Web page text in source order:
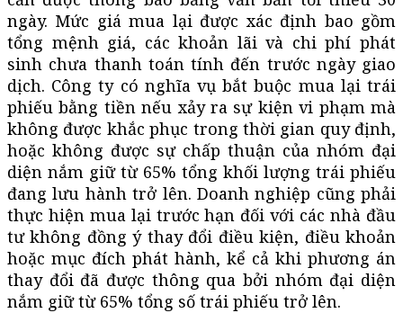
ngày. Mức giá mua lại được xác định bao gồm
tổng mệnh giá, các khoản lãi và chi phí phát
sinh chưa thanh toán tính đến trước ngày giao
dịch. Công ty có nghĩa vụ bắt buộc mua lại trái
phiếu bằng tiền nếu xảy ra sự kiện vi phạm mà
không được khắc phục trong thời gian quy định,
hoặc không được sự chấp thuận của nhóm đại
diện nắm giữ từ 65% tổng khối lượng trái phiếu
đang lưu hành trở lên. Doanh nghiệp cũng phải
thực hiện mua lại trước hạn đối với các nhà đầu
tư không đồng ý thay đổi điều kiện, điều khoản
hoặc mục đích phát hành, kể cả khi phương án
thay đổi đã được thông qua bởi nhóm đại diện
nắm giữ từ 65% tổng số trái phiếu trở lên.